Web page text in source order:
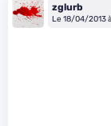
zglurb
Le 18/04/2013